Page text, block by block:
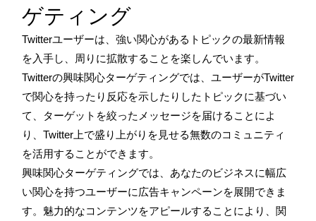
ゲティング
Twitterユーザーは、強い関心があるトピックの最新情報
を入手し、周りに拡散することを楽しんでいます。
Twitterの興味関心ターゲティングでは、ユーザーがTwitter
で関心を持ったり反応を示したりしたトピックに基づい
て、ターゲットを絞ったメッセージを届けることによ
り、Twitter上で盛り上がりを見せる無数のコミュニティ
を活用することができます。
興味関心ターゲティングでは、あなたのビジネスに幅広
い関心を持つユーザーに広告キャンペーンを展開できま
す。魅力的なコンテンツをアピールすることにより、関